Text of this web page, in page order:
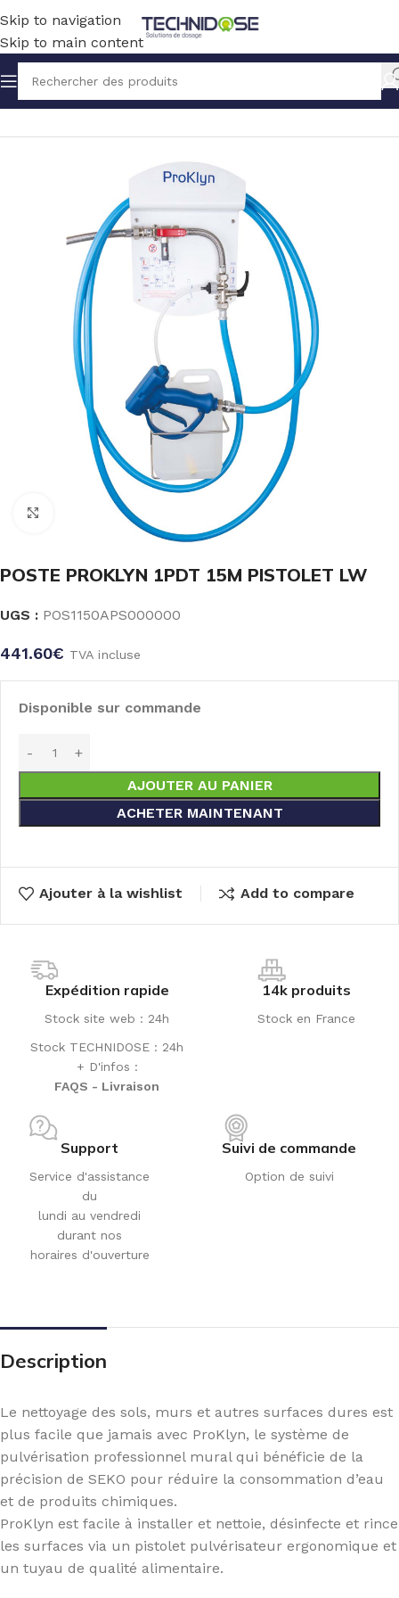
Skip to navigation
Skip to main content
Accueil HYGIENE PULVERISATION ET LAVAGE
Click to enlarge
POSTE PROKLYN 1PDT 15M PISTOLET LW
UGS : POS1150APS000000
441.60€ TVA incluse
Disponible sur commande
AJOUTER AU PANIER
ACHETER MAINTENANT
Ajouter à la wishlist Add to compare
Expédition rapide
Stock site web : 24h
Stock TECHNIDOSE : 24h
+ D'infos :
FAQS - Livraison
14k produits
Stock en France
Support
Service d'assistance
du
lundi au vendredi
durant nos
horaires d'ouverture
Suivi de commande
Option de suivi
Description
Le nettoyage des sols, murs et autres surfaces dures est
plus facile que jamais avec ProKlyn, le système de
pulvérisation professionnel mural qui bénéficie de la
précision de SEKO pour réduire la consommation d’eau
et de produits chimiques.
ProKlyn est facile à installer et nettoie, désinfecte et rince
les surfaces via un pistolet pulvérisateur ergonomique et
un tuyau de qualité alimentaire.